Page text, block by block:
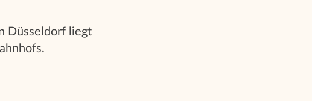
Düsseldorf liegt